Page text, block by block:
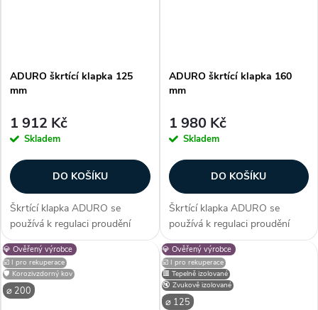
ADURO škrtící klapka 125
mm
1 912 Kč
Skladem
DO KOŠÍKU
Škrtící klapka ADURO se
používá k regulaci proudění
vzduchu v systémech
mechanického větrání a větrání
s rekuperací tepla.Vhodná pro
potrubí o průměru 125 mm
Klapka je vyrobena...
ADURO škrtící klapka 160
mm
1 980 Kč
Skladem
DO KOŠÍKU
Škrtící klapka ADURO se
používá k regulaci proudění
vzduchu v systémech
mechanického větrání a větrání
s rekuperací tepla.Vhodná pro
potrubí o průměru 160 mm
Klapka je vyrobena...
💎 Ověřený výrobce
⌀ 200
☑️ I pro rekuperace
🛡️ Korozivzdorný kov
⌀ 125
💎 Ověřený výrobce
🟥 Tepelně izolované
🔇 Zvukově izolované
☑️ I pro rekuperace